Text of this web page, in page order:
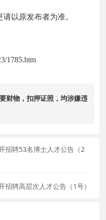
以原发布者为准。
1785.htm
财物，扣押证照，均涉嫌违
招聘53名博士人才公告（2
聘高层次人才公告（1号）